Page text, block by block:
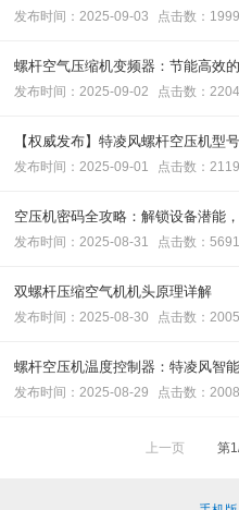
发布时间：2025-09-03 点击数：1999
螺杆空气压缩机变频器：节能高效
发布时间：2025-09-02 点击数：2204
【权威发布】特凌风螺杆空压机型
发布时间：2025-09-01 点击数：2119
空压机密码全攻略：解锁设备潜能
发布时间：2025-08-31 点击数：5691
双螺杆压缩空气机机头原理详解
发布时间：2025-08-30 点击数：2005
螺杆空压机温度控制器：特凌风智
发布时间：2025-08-29 点击数：2008
上一页 第